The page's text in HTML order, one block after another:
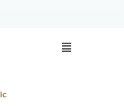
メ
ニ